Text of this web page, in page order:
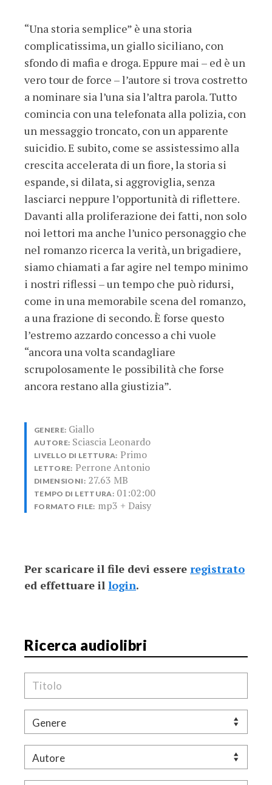
“Una storia semplice” è una storia
complicatissima, un giallo siciliano, con
sfondo di mafia e droga. Eppure mai – ed è un
vero tour de force – l’autore si trova costretto
a nominare sia l’una sia l’altra parola. Tutto
comincia con una telefonata alla polizia, con
un messaggio troncato, con un apparente
suicidio. E subito, come se assistessimo alla
crescita accelerata di un fiore, la storia si
espande, si dilata, si aggroviglia, senza
lasciarci neppure l’opportunità di riflettere.
Davanti alla proliferazione dei fatti, non solo
noi lettori ma anche l’unico personaggio che
nel romanzo ricerca la verità, un brigadiere,
siamo chiamati a far agire nel tempo minimo
i nostri riflessi – un tempo che può ridursi,
come in una memorabile scena del romanzo,
a una frazione di secondo. È forse questo
l’estremo azzardo concesso a chi vuole
“ancora una volta scandagliare
scrupolosamente le possibilità che forse
ancora restano alla giustizia”.
GENERE: Giallo
AUTORE: Sciascia Leonardo
LIVELLO DI LETTURA: Primo
LETTORE: Perrone Antonio
DIMENSIONI: 27.63 MB
TEMPO DI LETTURA: 01:02:00
FORMATO FILE: mp3 + Daisy
Per scaricare il file devi essere registrato
ed effettuare il login.
Ricerca audiolibri